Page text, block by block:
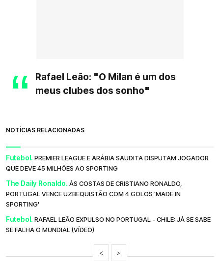
Rafael Leão: "O Milan é um dos
meus clubes dos sonho"
NOTÍCIAS RELACIONADAS
Futebol. PREMIER LEAGUE E ARÁBIA SAUDITA DISPUTAM JOGADOR
QUE DEVE 45 MILHÕES AO SPORTING
The Daily Ronaldo. ÀS COSTAS DE CRISTIANO RONALDO,
PORTUGAL VENCE UZBEQUISTÃO COM 4 GOLOS 'MADE IN
SPORTING'
Futebol. RAFAEL LEÃO EXPULSO NO PORTUGAL - CHILE: JÁ SE SABE
SE FALHA O MUNDIAL (VÍDEO)
< >